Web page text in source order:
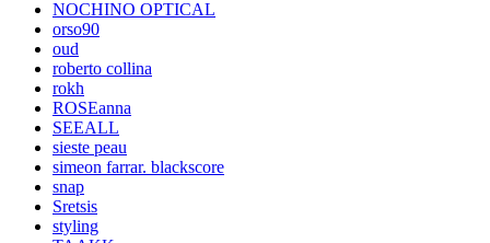
NOCHINO OPTICAL
orso90
oud
roberto collina
rokh
ROSEanna
SEEALL
sieste peau
simeon farrar. blackscore
snap
Sretsis
styling